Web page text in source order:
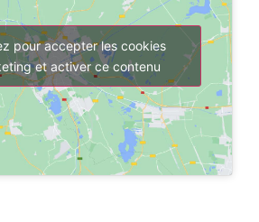
pour accepter les cookies
et activer ce contenu